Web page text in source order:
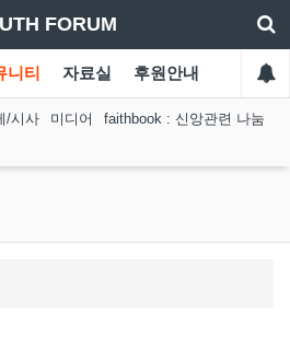
FORUM
니티 자료실 후원안내
/시사 미디어
faithbook : 신앙관련 나눔